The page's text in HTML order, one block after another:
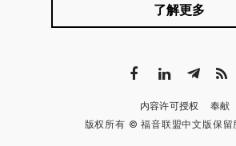
了解更多
内容许可授权
奉献
版权所有 © 福音联盟中文版保留